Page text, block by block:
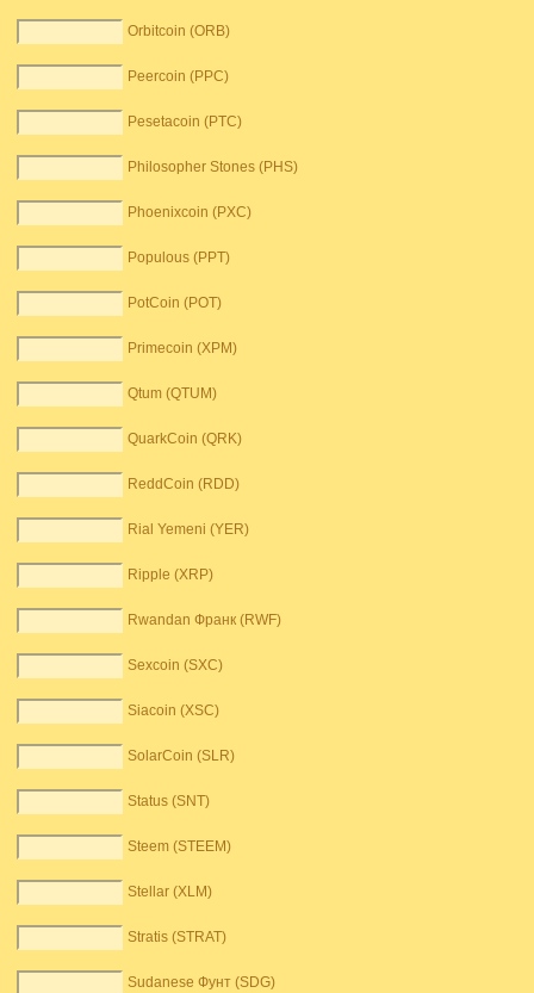
Orbitcoin (ORB)
Peercoin (PPC)
Pesetacoin (PTC)
Philosopher Stones (PHS)
Phoenixcoin (PXC)
Populous (PPT)
PotCoin (POT)
Primecoin (XPM)
Qtum (QTUM)
QuarkCoin (QRK)
ReddCoin (RDD)
Rial Yemeni (YER)
Ripple (XRP)
Rwandan Франк (RWF)
Sexcoin (SXC)
Siacoin (XSC)
SolarCoin (SLR)
Status (SNT)
Steem (STEEM)
Stellar (XLM)
Stratis (STRAT)
Sudanese Фунт (SDG)